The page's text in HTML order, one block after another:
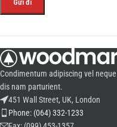
Condimentum adipiscing vel
dis nam parturient.
451 Wall Street, UK, London
Phone: (064) 332-1233